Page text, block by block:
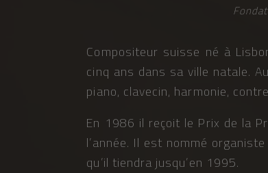
Compositeur suisse né à
cinq ans dans sa ville natale.
piano, clavecin, harmonie,
En 1986 il reçoit le Prix de la
l’année. Il est nommé
qu’il tiendra jusqu’en 1995.